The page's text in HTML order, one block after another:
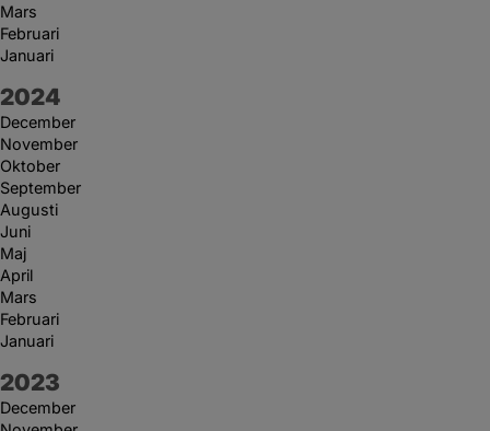
Mars
Februari
Januari
År:
2024
December
November
Oktober
September
Augusti
Juni
Maj
April
Mars
Februari
Januari
År:
2023
December